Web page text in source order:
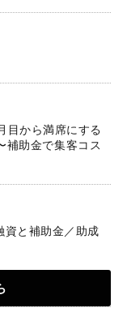
目から満席にする
補助金で集客コス
資と補助金／助成